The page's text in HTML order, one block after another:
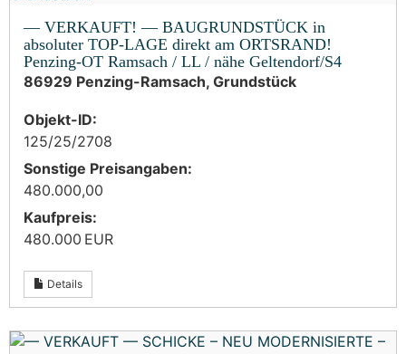
— VERKAUFT! — BAUGRUNDSTÜCK in
absoluter TOP-LAGE direkt am ORTSRAND!
Penzing-OT Ramsach / LL / nähe Geltendorf/S4
86929 Penzing-Ramsach, Grundstück
Objekt-ID:
125/25/2708
Sonstige Preisangaben:
480.000,00
Kaufpreis:
480.000 EUR
Details